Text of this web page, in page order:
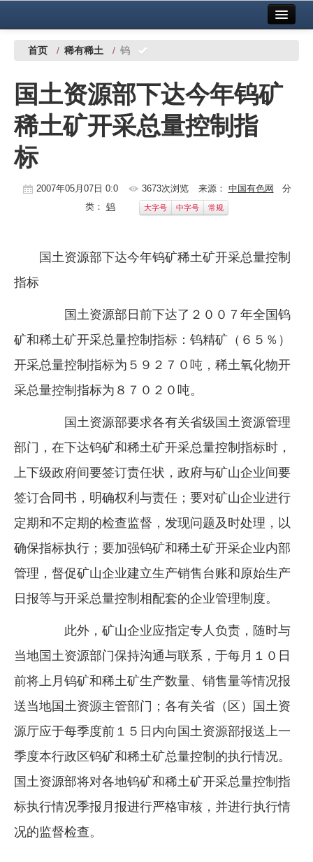
中国有色金属报社主办 广告服务
铜镍铅锌
铝
稀有稀土
有色市场
企业文化
《资源再生》杂志
行情报价
首页 / 稀有稀土 / 钨
国土资源部下达今年钨矿
稀土矿开采总量控制指
标
2007年05月07日 0:0 3673次浏览 来源： 中国有色网 分
类： 钨 大字号 中字号 常规
国土资源部下达今年钨矿稀土矿开采总量控制
指标
国土资源部日前下达了２００７年全国钨
矿和稀土矿开采总量控制指标：钨精矿（６５％）
开采总量控制指标为５９２７０吨，稀土氧化物开
采总量控制指标为８７０２０吨。
国土资源部要求各有关省级国土资源管理
部门，在下达钨矿和稀土矿开采总量控制指标时，
上下级政府间要签订责任状，政府与矿山企业间要
签订合同书，明确权利与责任；要对矿山企业进行
定期和不定期的检查监督，发现问题及时处理，以
确保指标执行；要加强钨矿和稀土矿开采企业内部
管理，督促矿山企业建立生产销售台账和原始生产
日报等与开采总量控制相配套的企业管理制度。
此外，矿山企业应指定专人负责，随时与
当地国土资源部门保持沟通与联系，于每月１０日
前将上月钨矿和稀土矿生产数量、销售量等情况报
送当地国土资源主管部门；各有关省（区）国土资
源厅应于每季度前１５日内向国土资源部报送上一
季度本行政区钨矿和稀土矿总量控制的执行情况。
国土资源部将对各地钨矿和稀土矿开采总量控制指
标执行情况季报月报进行严格审核，并进行执行情
况的监督检查。